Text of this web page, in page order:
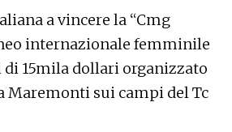
a vincere la “Cmg
internazionale femminile
15mila dollari organizzato
Maremonti sui campi del Tc